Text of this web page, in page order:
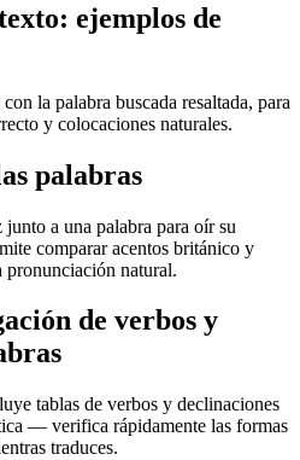
ejemplos de
la palabra buscada resaltada, para
y colocaciones naturales.
palabras
a una palabra para oír su
comparar acentos británico y
pronunciación natural.
de verbos y
tablas de verbos y declinaciones
— verifica rápidamente las formas
traduces.